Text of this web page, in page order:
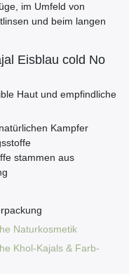
im Umfeld von
und beim langen
Eisblau cold No
Haut und empfindliche
Kampfer
stammen aus
Naturkosmetik
Khol-Kajals & Farb-